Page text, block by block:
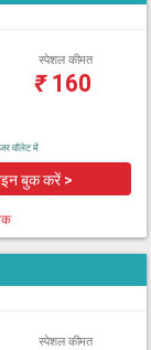
स्पेशल कीमत
₹160
वॉलेट में
बुक करें >
स्पेशल कीमत